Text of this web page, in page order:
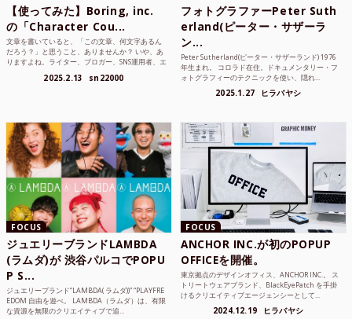
【使ってみた】Boring, inc.
の「Character Cou...
文章を書いていると、「この文章、何文字あるん
だろう？」と思うこと、ありませんか？ いや、あ
りますよね。ライター、ブロガー、SNS運用者、エ
2025.2.13 sn22000
フォトグラファーPeter Suth
erland(ピーター・サザーラ
ン...
Peter Sutherland(ピーター・サザーランド) 1976
年生まれ。 コロラド在住。ドキュメンタリー・フ
ォトグラフィーのテクニックを使い、隠れ...
2025.1.27 ヒラバヤシ
FOCUS
ジュエリーブランドLAMBDA
(ラムダ)が 渋谷パルコでPOPU
P S...
ジュエリーブランド“LAMBDA( ラムダ))” “PLAYFRE
EDOM 自由を遊べ。 LAMBDA（ラムダ）は、有限
な資源を無限のクリエイティブで追...
FOCUS
ANCHOR INC.が初のPOPUP
OFFICEを開催。
東京拠点のデザインオフィス、ANCHOR INC.。 ス
トリートウェアブランド、BlackEyePatch を手掛
けるクリエイティブエージェンシーとして...
2024.12.19 ヒラバヤシ